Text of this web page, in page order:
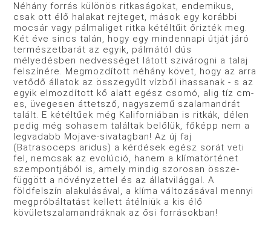
Néhány forrás különös ritkaságokat, endemikus,
csak ott élő halakat rejteget, mások egy korábbi
mocsár vagy pálma­liget ritka kétéltűit őrizték meg.
Két éve sincs talán, hogy egy mindennapi útját járó
természetbarát az egyik, pálmától dús
mélyedésben nedvességet látott szivárogni a talaj
felszínére. Megmozdított néhány követ, hogy az arra
vetődő állatok az összegyűlt vízből ihassanak - s az
egyik elmozdított kő alatt egész csomó, alig tíz cm-
es, üvegesen áttetsző, nagyszemű szalamandrát
talált. E kétéltűek még Kaliforniában is ritkák, délen
pedig még sohasem találtak belőlük, főképp nem a
leg­vadabb Mojave-sivatagban! Az új faj
(Batrasoceps aridus) a kér­dések egész sorát veti
fel, nemcsak az evolúció, hanem a klímatörténet
szempontjából is, amely mindig szorosan össze­
függött a növényzettel és az állatvilággal. A
földfelszín ala­kulásával, a klíma változásával mennyi
megpróbáltatást kellett átélniük a kis élő
kövületszalamandráknak az ősi forrásokban!